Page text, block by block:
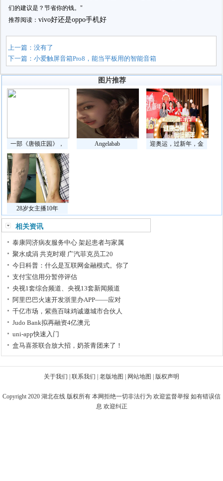
们的建议是？节省你的钱。"
推荐阅读： vivo好还是oppo手机好
上一篇：没有了
下一篇：小爱触屏音箱Pro8，能当平板用的智能音箱
图片推荐
一部《唐顿庄园》， Angelabab 迎奥运，过新年，金
28岁女主播10年
相关资讯
泰康同济病友服务中心 架起患者与家属
聚水成涓 共克时艰 广汽菲克员工20
今日科普：什么是互联网金融模式。你了
支付宝信用分暂停评估
央视1套综合频道、央视13套新闻频道
阿里巴巴火速开发浙里办APP——应对
千亿市场，紫燕百味鸡诚邀城市合伙人
Judo Bank拟再融资4亿澳元
uni-app快速入门
盒马喜茶联合放大招，奶茶青团来了！
关于我们 联系我们 老版地图 网站地图 版权声明
Copyright 2020 湖北在线 版权所有 本网拒绝一切非法行为 欢迎监督举报 如有错误信
息 欢迎纠正